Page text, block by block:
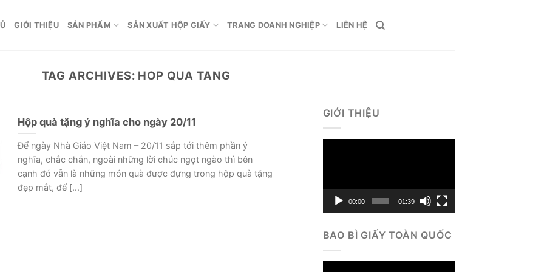
GIỚI THIỆU SẢN PHẨM SẢN XUẤT HỘP GIẤY TRANG DOANH NGHIỆP LIÊN HỆ
TAG ARCHIVES: HOP QUA TANG
Hộp quà tặng ý nghĩa cho ngày 20/11
Để ngày Nhà Giáo Việt Nam – 20/11 sắp tới thêm phần ý
nghĩa, chắc chắn, ngoài những lời chúc ngọt ngào thì bên
cạnh đó vẫn là những món quà được đựng trong hộp quà tặng
đẹp mắt, để [...]
GIỚI THIỆU
00:00 01:39
BAO BÌ GIẤY TOÀN QUỐC